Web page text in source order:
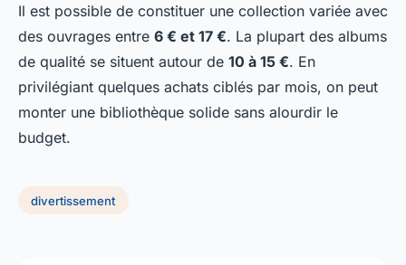
Il est possible de constituer une collection variée avec
des ouvrages entre 6 € et 17 €. La plupart des albums
de qualité se situent autour de 10 à 15 €. En
privilégiant quelques achats ciblés par mois, on peut
monter une bibliothèque solide sans alourdir le
budget.
divertissement